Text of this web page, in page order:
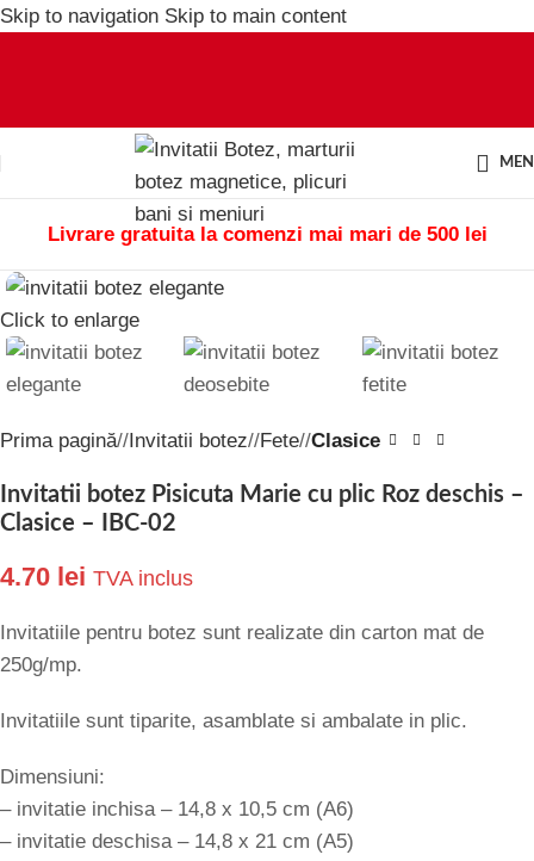
Skip to navigation Skip to main content
Livrare gratuita la comenzi mai mari de 500 lei
Click to enlarge
Prima pagină/ Invitatii botez/ Fete/ Clasice
Invitatii botez Pisicuta Marie cu plic Roz deschis –
Clasice – IBC-02
4.70 lei TVA inclus
Invitatiile pentru botez sunt realizate din carton mat de
250g/mp.
Invitatiile sunt tiparite, asamblate si ambalate in plic.
Dimensiuni:
– invitatie inchisa – 14,8 x 10,5 cm (A6)
– invitatie deschisa – 14,8 x 21 cm (A5)